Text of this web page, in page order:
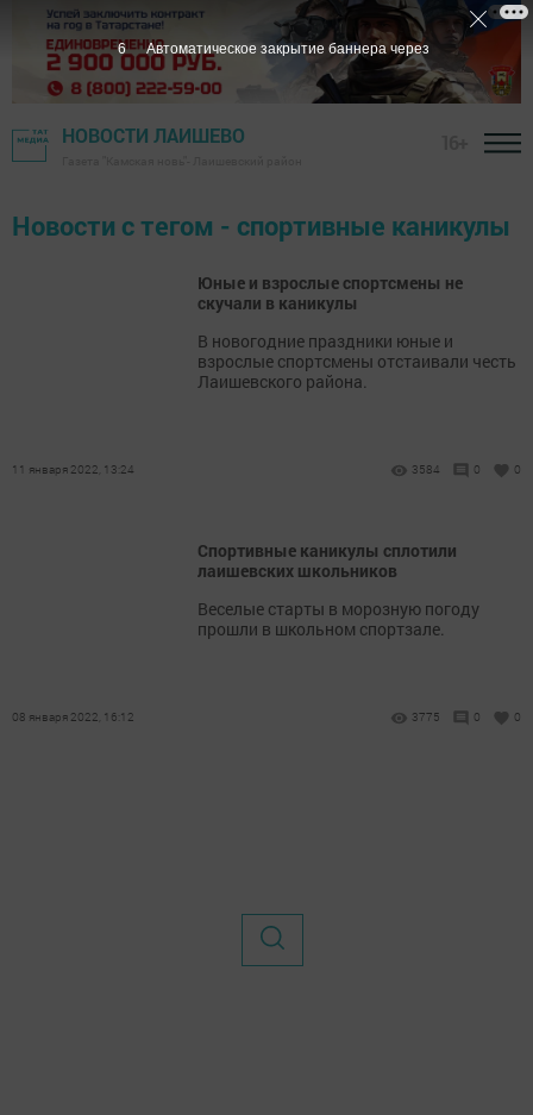
НОВОСТИ ЛАИШЕВО
Новости с тегом - спортивные каникулы
Юные и взрослые спортсмены не
скучали в каникулы
​​​​​​​В новогодние праздники юные и
взрослые спортсмены отстаивали честь
Лаишевского района.
11 января 2022, 13:24 3584 0 0
Спортивные каникулы сплотили
лаишевских школьников
Веселые старты в морозную погоду
прошли в школьном спортзале.
08 января 2022, 16:12 3775 0 0
6 Автоматическое закрытие баннера через